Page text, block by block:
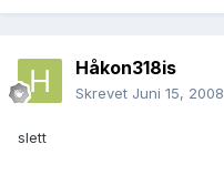
Håkon318is
Skrevet Juni 15, 2008
slett